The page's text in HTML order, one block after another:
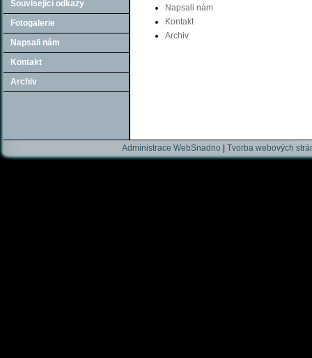
Související odkazy
Fotogalerie
Napsali nám
Kontakt
Archiv
Napsali nám
Kontakt
Archiv
Administrace WebSnadno Tvorba webových